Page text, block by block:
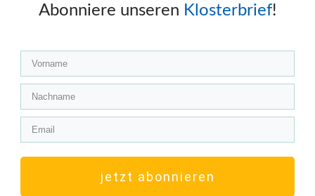
Abonniere unseren Klosterbrief!
jetzt abonnieren